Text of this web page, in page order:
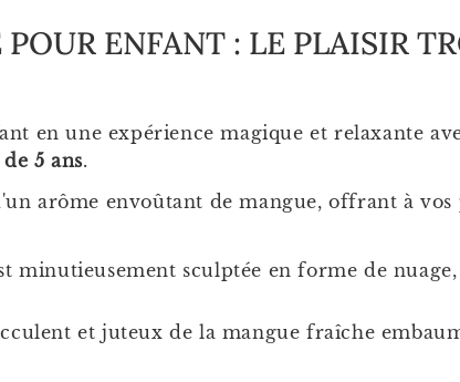
ENFANT : LE PLAISIR
en une expérience magique et relaxante
5 ans.
arôme envoûtant de mangue, offrant à
minutieusement sculptée en forme de
et juteux de la mangue fraîche